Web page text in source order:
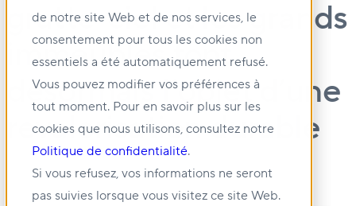
de notre site Web et de nos services, le
consentement pour tous les cookies non
essentiels a été automatiquement refusé.
Vous pouvez modifier vos préférences à
tout moment. Pour en savoir plus sur les
cookies que nous utilisons, consultez notre
Politique de confidentialité.
Si vous refusez, vos informations ne seront
pas suivies lorsque vous visitez ce site Web.
gratte-ciel et les grands
immeubles font
désormais l’objet d’une
revalorisation durable